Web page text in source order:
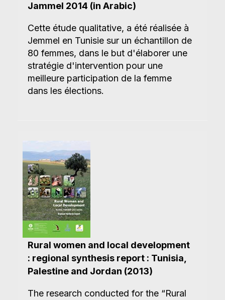
Jammel 2014 (in Arabic)
Cette étude qualitative, a été réalisée à
Jemmel en Tunisie sur un échantillon de
80 femmes, dans le but d'élaborer une
stratégie d'intervention pour une
meilleure participation de la femme
dans les élections.
Rural women and local development
: regional synthesis report : Tunisia,
Palestine and Jordan (2013)
The research conducted for the “Rural